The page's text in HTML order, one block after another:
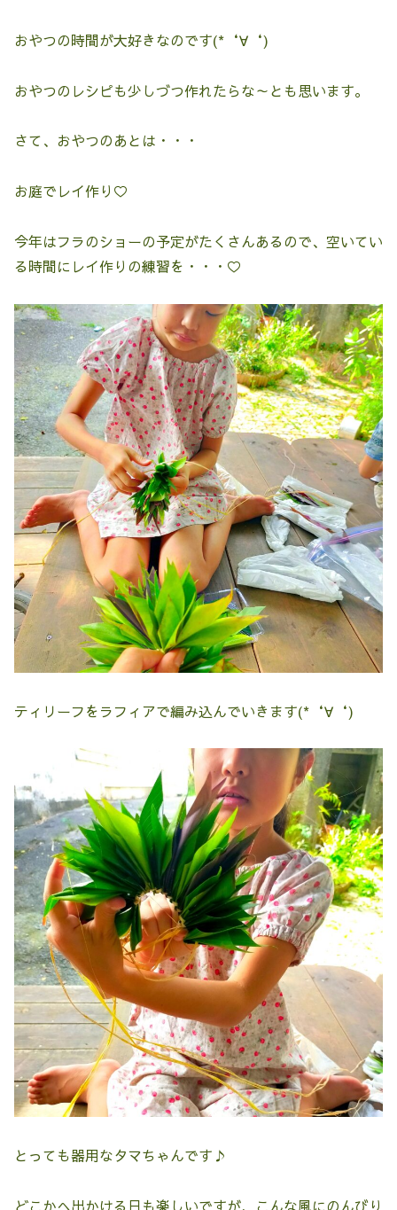
おやつの時間が大好きなのです(*‘∀‘)
おやつのレシピも少しづつ作れたらな～とも思います。
さて、おやつのあとは・・・
お庭でレイ作り♡
今年はフラのショーの予定がたくさんあるので、空いてい
る時間にレイ作りの練習を・・・♡
ティリーフをラフィアで編み込んでいきます(*‘∀‘)
とっても器用なタマちゃんです♪
どこかへ出かける日も楽しいですが、こんな風にのんびり